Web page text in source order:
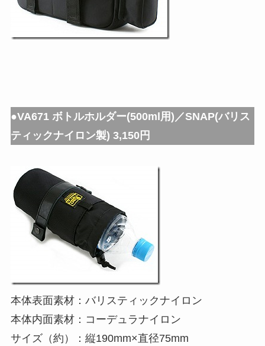
●VA671 ボトルホルダー(500ml用)／SNAP(バリス
ティックナイロン製) 3,150円
本体表面素材：バリスティックナイロン
本体内面素材：コーデュラナイロン
サイズ（約）：縦190mm×直径75mm